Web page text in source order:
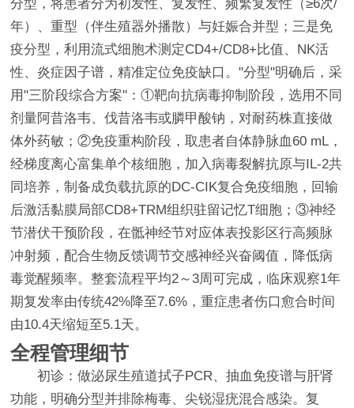
分型，将患者分为初发性、复发性、频繁复发性（≥6次/
年）、重型（伴生殖器外播散）与妊娠合并型；三是免
疫分型，利用流式细胞术测定CD4+/CD8+比值、NK活
性、炎症因子谱，精准定位免疫缺口。"分型"明确后，采
用"三阶段综合方案"：①靶向抗病毒抑制阶段，选用不同
剂量阿昔洛韦、伐昔洛韦或膦甲酸钠，对耐药株直接做
体外药敏；②免疫重构阶段，取患者自体静脉血60 mL，
经梯度离心富集单个核细胞，加入病毒裂解抗原与IL-2共
同培养，制备成负载抗原的DC-CIK复合免疫细胞，回输
后激活黏膜局部CD8+TRM组织驻留记忆T细胞；③神经
节潜伏干预阶段，在骶神经节对应体表投影区行高频脉
冲射频，配合生物反馈调节交感神经兴奋阈值，降低病
毒觉醒频率。整套流程平均2～3周可完成，临床观察1年
期复发率由传统42%降至7.6%，重症患者伤口愈合时间
由10.4天缩短至5.1天。
全程管理细节
初诊：做泌尿生殖道拭子PCR、抽血免疫谱与肝肾
功能，明确分型并排除梅毒、尖锐湿疣混合感染。复